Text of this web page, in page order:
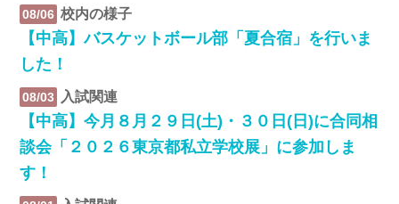
08/06 校内の様子
【中高】バスケットボール部「夏合宿」を行いま
した！
08/03 入試関連
【中高】今月８月２９日(土)・３０日(日)に合同相
談会「２０２６東京都私立学校展」に参加しま
す！